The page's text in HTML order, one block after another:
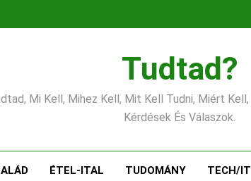
Tudtad?
Mi Kell, Mihez Kell, Mit Kell Tudni, Miért
Kérdések És Válaszok.
ÉTEL-ITAL TUDOMÁNY TECH/IT